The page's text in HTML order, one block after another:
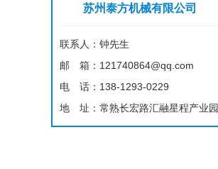
苏州泰方机械有限公司
联系人：钟先生
邮 箱：121740864@qq.com
电 话：138-1293-0229
地 址：常熟长宏路汇融星程产业园